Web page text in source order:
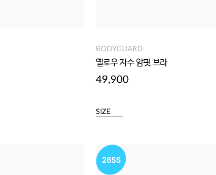
BODYGUARD
옐로우 자수 암핏 브라
49,900
SIZE